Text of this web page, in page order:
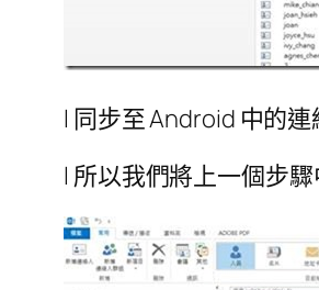
l 同步至 Android 中的
l 所以我們將上一個步